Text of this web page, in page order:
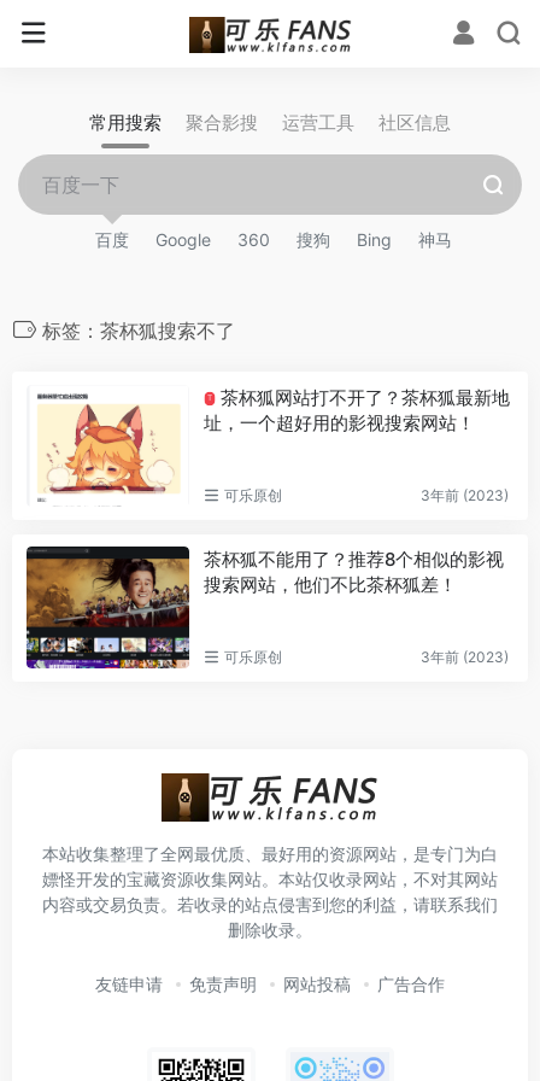
常用搜索 聚合影搜 运营工具 社区信息
百度 Google 360 搜狗 Bing 神马
标签：茶杯狐搜索不了
T
茶杯狐网站打不开了？茶杯狐最新地
址，一个超好用的影视搜索网站！
可乐原创 3年前 (2023)
茶杯狐不能用了？推荐8个相似的影视
搜索网站，他们不比茶杯狐差！
可乐原创 3年前 (2023)
本站收集整理了全网最优质、最好用的资源网站，是专门为白
嫖怪开发的宝藏资源收集网站。本站仅收录网站，不对其网站
内容或交易负责。若收录的站点侵害到您的利益，请联系我们
删除收录。
友链申请 免责声明 网站投稿 广告合作